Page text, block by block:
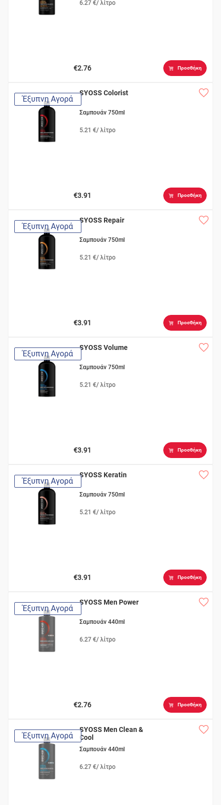
6.27 €/ λίτρο
€2.76 Προσθήκη
Έξυπνη Αγορά
SYOSS Colorist
Σαμπουάν 750ml
5.21 €/ λίτρο
€3.91 Προσθήκη
Έξυπνη Αγορά
SYOSS Repair
Σαμπουάν 750ml
5.21 €/ λίτρο
€3.91 Προσθήκη
Έξυπνη Αγορά
SYOSS Volume
Σαμπουάν 750ml
5.21 €/ λίτρο
€3.91 Προσθήκη
Έξυπνη Αγορά
SYOSS Keratin
Σαμπουάν 750ml
5.21 €/ λίτρο
€3.91 Προσθήκη
Έξυπνη Αγορά
SYOSS Men Power
Σαμπουάν 440ml
6.27 €/ λίτρο
€2.76 Προσθήκη
Έξυπνη Αγορά
SYOSS Men Clean &
Cool
Σαμπουάν 440ml
6.27 €/ λίτρο